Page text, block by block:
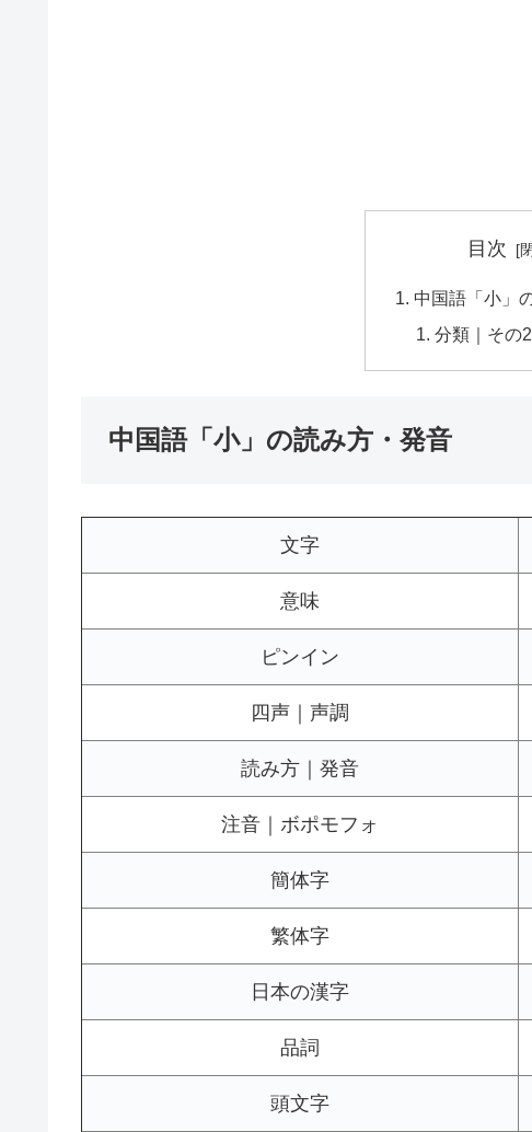
目次
中国語「小」
分類｜その2
中国語「小」の読み方・発音
文字
意味
ピンイン
四声｜声調
読み方｜発音
注音｜ボポモフォ
簡体字
繁体字
日本の漢字
品詞
頭文字